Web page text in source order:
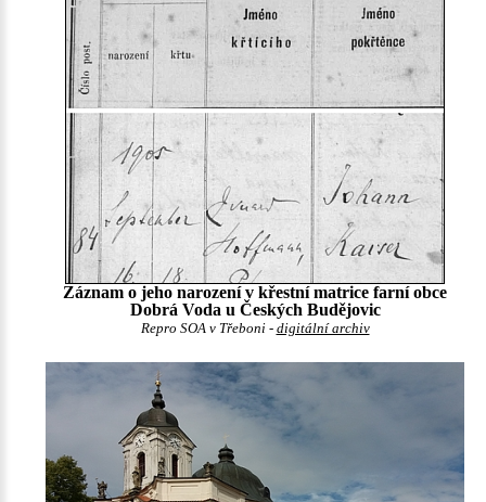
Záznam o jeho narození v křestní matrice farní obce
Dobrá Voda u Českých Budějovic
Repro SOA v Třeboni - digitální archiv